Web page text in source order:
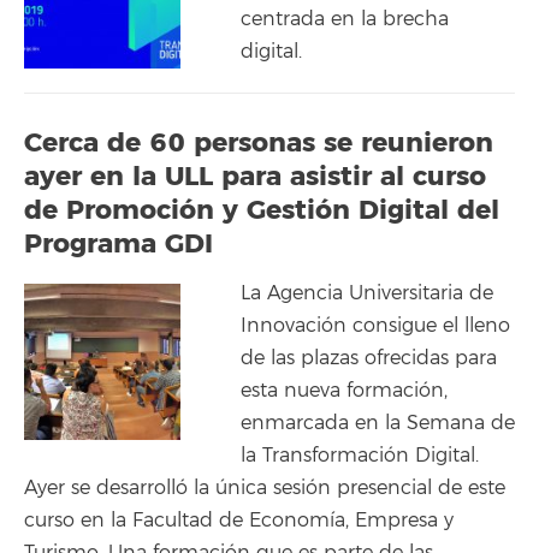
centrada en la brecha
digital.
Cerca de 60 personas se reunieron
ayer en la ULL para asistir al curso
de Promoción y Gestión Digital del
Programa GDI
La Agencia Universitaria de
Innovación consigue el lleno
de las plazas ofrecidas para
esta nueva formación,
enmarcada en la Semana de
la Transformación Digital.
Ayer se desarrolló la única sesión presencial de este
curso en la Facultad de Economía, Empresa y